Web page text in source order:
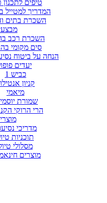
טיפים לתכנון
המדריך למטייל
השכרת בתים
השכרת רכב
סים מקומי
הנחה על ביטוח
יעדים
כביש 1
קניון
מיאמי
שמורת
הרי הרוקי
מדריכי
תוכניות
מסלולי
מוצרים